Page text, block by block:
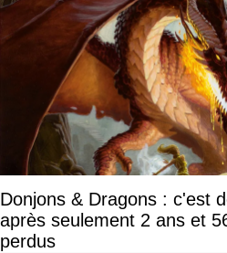
Donjons & Dragons : c'est
après seulement 2 ans et
perdus